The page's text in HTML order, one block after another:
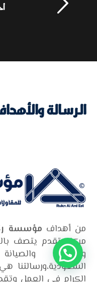
الرسالة
من أهداف مؤسسة
مركز متقدم يتصف
والمباني
السعودية،ورسالتنا